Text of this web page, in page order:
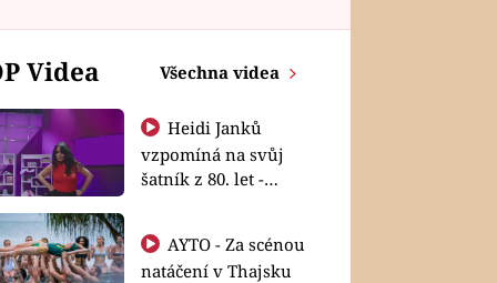
Videa Všechna videa
Heidi Janků
vzpomíná na svůj
šatník z 80. let -
natáčení v Thajsku